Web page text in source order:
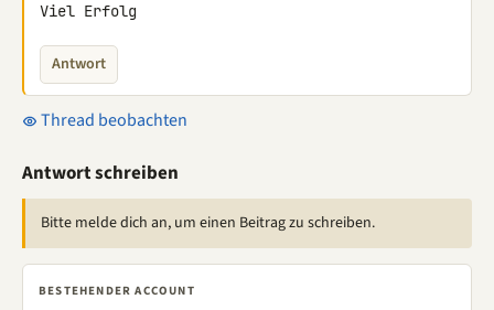
Viel Erfolg
Antwort
Thread beobachten
Antwort schreiben
Bitte melde dich an, um einen Beitrag zu schreiben.
BESTEHENDER ACCOUNT